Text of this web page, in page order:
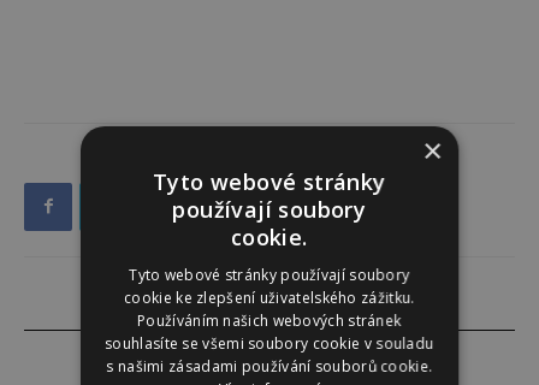
×
Tyto webové stránky
používají soubory
cookie.
Tyto webové stránky používají soubory
cookie ke zlepšení uživatelského zážitku.
Používáním našich webových stránek
souhlasíte se všemi soubory cookie v souladu
s našimi zásadami používání souborů cookie.